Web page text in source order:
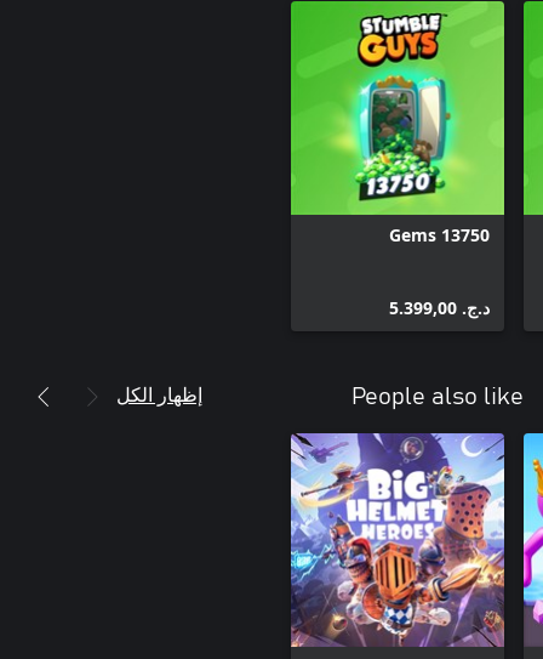
13750 Gems
د.ج.‏ 5.399,00
People also like إظهار الكل